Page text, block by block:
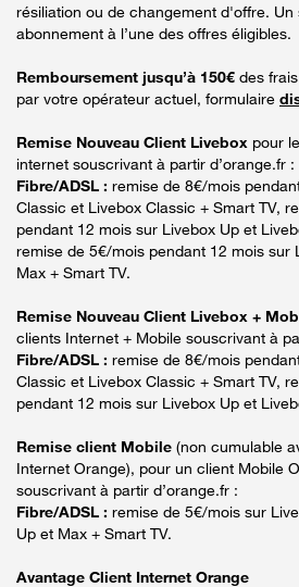
résiliation ou de changement d'offre.
abonnement à l’une des offres éligibles.
Remboursement jusqu’à 150€ des
par votre opérateur actuel, formulaire
Remise Nouveau Client Livebox pour
internet souscrivant à partir d’orange.fr :
Fibre/ADSL : remise de 8€/mois
Classic et Livebox Classic + Smart TV,
pendant 12 mois sur Livebox Up et
remise de 5€/mois pendant 12 mois sur
Max + Smart TV.
Remise Nouveau Client Livebox +
clients Internet + Mobile souscrivant à
Fibre/ADSL : remise de 8€/mois
Classic et Livebox Classic + Smart TV,
pendant 12 mois sur Livebox Up et
Remise client Mobile (non cumulable
Internet Orange), pour un client Mobile
souscrivant à partir d’orange.fr :
Fibre/ADSL : remise de 5€/mois sur
Up et Max + Smart TV.
Avantage Client Internet Orange